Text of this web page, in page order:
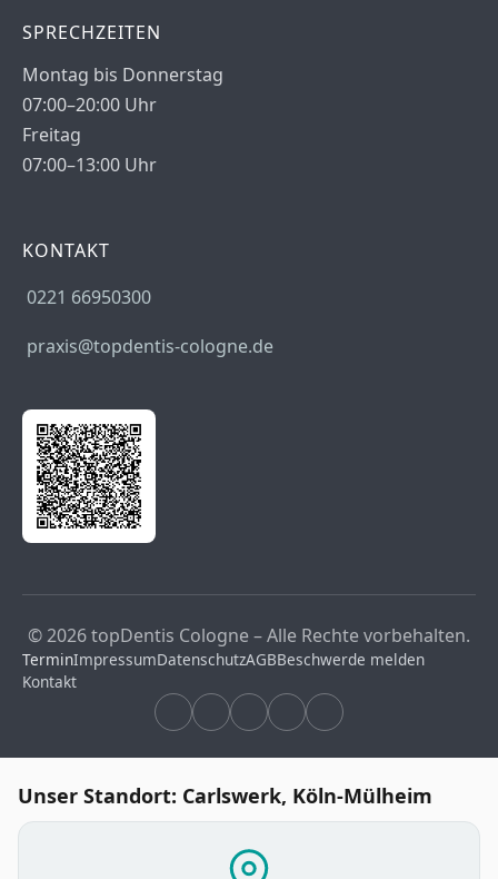
SPRECHZEITEN
Montag bis Donnerstag
07:00–20:00 Uhr
Freitag
07:00–13:00 Uhr
KONTAKT
0221 66950300
praxis@topdentis-cologne.de
© 2026 topDentis Cologne – Alle Rechte vorbehalten.
TerminImpressumDatenschutzAGBBeschwerde melden
Kontakt
Unser Standort: Carlswerk, Köln-Mülheim